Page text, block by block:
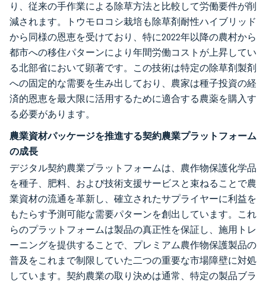
り、従来の手作業による除草方法と比較して労働要件が削
減されます。トウモロコシ栽培も除草剤耐性ハイブリッド
から同様の恩恵を受けており、特に2022年以降の農村から
都市への移住パターンにより年間労働コストが上昇してい
る北部省において顕著です。この技術は特定の除草剤製剤
への固定的な需要を生み出しており、農家は種子投資の経
済的恩恵を最大限に活用するために適合する農薬を購入す
る必要があります。
農業資材パッケージを推進する契約農業プラットフォーム
の成長
デジタル契約農業プラットフォームは、農作物保護化学品
を種子、肥料、および技術支援サービスと束ねることで農
業資材の流通を革新し、確立されたサプライヤーに利益を
もたらす予測可能な需要パターンを創出しています。これ
らのプラットフォームは製品の真正性を保証し、施用トレ
ーニングを提供することで、プレミアム農作物保護製品の
普及をこれまで制限していた二つの重要な市場障壁に対処
しています。契約農業の取り決めは通常、特定の製品ブラ